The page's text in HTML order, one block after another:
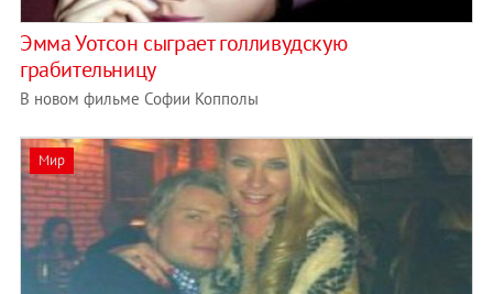
Эмма Уотсон сыграет голливудскую
грабительницу
В новом фильме Софии Копполы
Мир